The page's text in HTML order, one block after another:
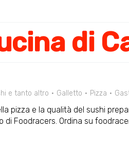
di
e tanto altro Galletto Pizza
pizza e la qualità del sushi
di Foodracers. Ordina su